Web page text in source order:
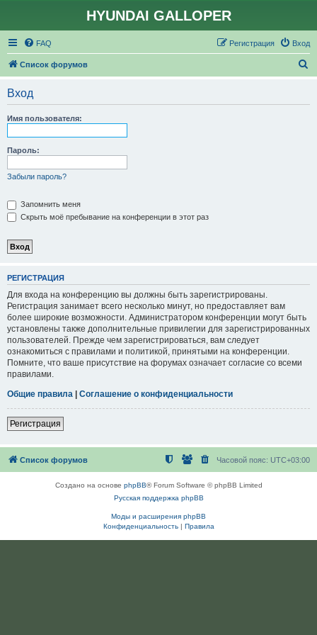
HYUNDAI GALLOPER
FAQ Вход
Регистрация
Список форумов
Вход
Имя пользователя:
Пароль:
Забыли пароль?
Запомнить меня
Скрыть моё пребывание на конференции в этот раз
РЕГИСТРАЦИЯ
Для входа на конференцию вы должны быть зарегистрированы.
Регистрация занимает всего несколько минут, но предоставляет вам
более широкие возможности. Администратором конференции могут быть
установлены также дополнительные привилегии для зарегистрированных
пользователей. Прежде чем зарегистрироваться, вам следует
ознакомиться с правилами и политикой, принятыми на конференции.
Помните, что ваше присутствие на форумах означает согласие со всеми
правилами.
Общие правила | Соглашение о конфиденциальности
Регистрация
Список форумов Часовой пояс: UTC+03:00
Создано на основе phpBB® Forum Software © phpBB Limited
Русская поддержка phpBB
Моды и расширения phpBB
Конфиденциальность| Правила